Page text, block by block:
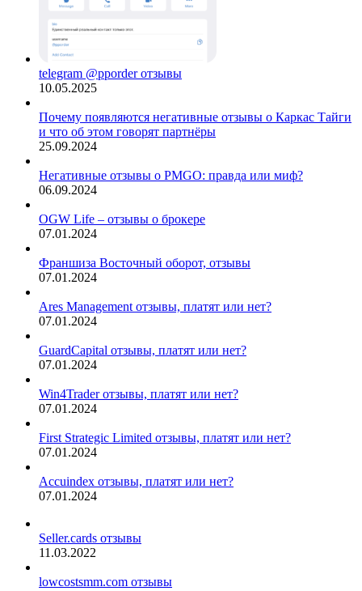
telegram @pporder отзывы
10.05.2025
Почему появляются негативные отзывы о Каркас Тайги
и что об этом говорят партнёры
25.09.2024
Негативные отзывы о PMGO: правда или миф?
06.09.2024
OGW Life – отзывы о брокере
07.01.2024
Франшиза Восточный оборот, отзывы
07.01.2024
Ares Management отзывы, платят или нет?
07.01.2024
GuardCapital отзывы, платят или нет?
07.01.2024
Win4Trader отзывы, платят или нет?
07.01.2024
First Strategic Limited отзывы, платят или нет?
07.01.2024
Accuindex отзывы, платят или нет?
07.01.2024
Seller.cards отзывы
11.03.2022
lowcostsmm.com отзывы